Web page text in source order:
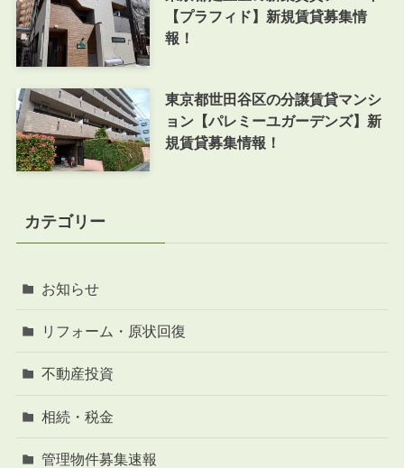
【プラフィド】新規賃貸募集情
報！
東京都世田谷区の分譲賃貸マンシ
ョン【パレミーユガーデンズ】新
規賃貸募集情報！
カテゴリー
お知らせ
リフォーム・原状回復
不動産投資
相続・税金
管理物件募集速報